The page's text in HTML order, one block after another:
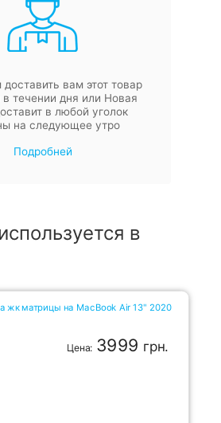
вам этот товар
в течении дня или Новая
в любой уголок
на следующее утро
Подробней
в
жк матрицы на MacBook Air 13" 2020
Цена: 3999 грн.